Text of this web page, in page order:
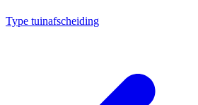
Type tuinafscheiding